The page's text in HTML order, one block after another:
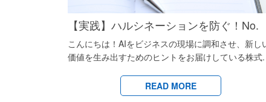
【実践】ハルシネーションを防ぐ！No.
こんにちは！AIをビジネスの現場に調和させ、新し
価値を生み出すためのヒントをお届けしている株式.
READ MORE